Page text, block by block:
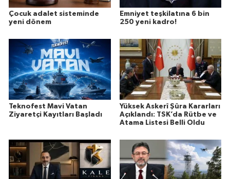
Çocuk adalet sisteminde
yeni dönem
Emniyet teşkilatına 6 bin
250 yeni kadro!
Teknofest Mavi Vatan
Ziyaretçi Kayıtları Başladı
Yüksek Askerî Şûra Kararları
Açıklandı: TSK’da Rütbe ve
Atama Listesi Belli Oldu